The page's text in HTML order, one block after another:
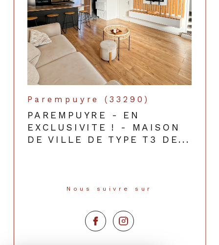
Parempuyre (33290)
PAREMPUYRE - EN
EXCLUSIVITE ! - MAISON
DE VILLE DE TYPE T3 DE...
Nous suivre sur